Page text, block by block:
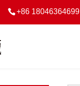
+86 18046364699